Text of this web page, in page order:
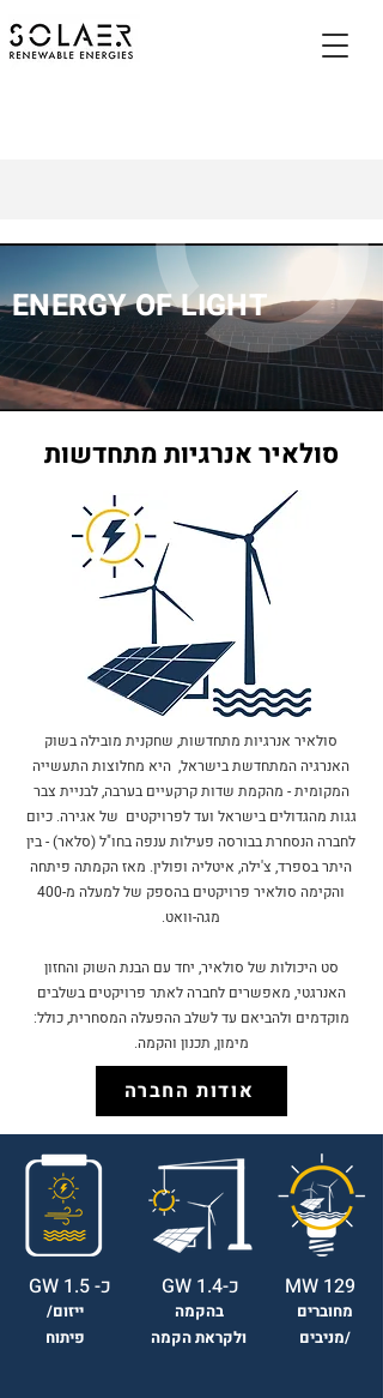
ENERGY OF LIGHT
סולאיר אנרגיות מתחדשות
סולאיר אנרגיות מתחדשות, שחקנית מובילה בשוק
האנרגיה המתחדשת בישראל, היא מחלוצות התעשייה
המקומית - מהקמת שדות קרקעיים בערבה, לבניית צבר
גגות מהגדולים בישראל ועד לפרויקטים של אגירה. כיום
לחברה הנסחרת בבורסה פעילות ענפה בחו"ל (סלאר)- בין
היתר בספרד, צ'ילה, איטליה ופולין. מאז הקמתה פיתחה
והקימה סולאיר פרויקטים בהספק של למעלה מ-400
מגה-וואט.
סט היכולות של סולאיר, יחד עם הבנת השוק והחזון
האנרגטי, מאפשרים לחברה לאתר פרויקטים בשלבים
מוקדמים ולהביאם עד לשלב ההפעלה המסחרית, כולל:
מימון, תכנון והקמה.
אודות החברה
כ- 1.5 GW
ייזום/
פיתוח
כ-1.4 GW
בהקמה
ולקראת הקמה
129 MW
מחוברים
/מניבים